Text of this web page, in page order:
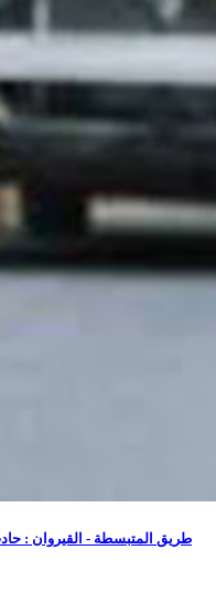
طريق المتبسطة - القيروان :